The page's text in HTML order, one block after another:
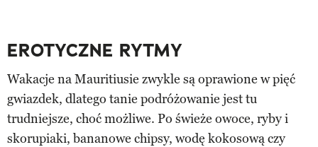
EROTYCZNE RYTMY
Wakacje na Mauritiusie zwykle są oprawione w pięć
gwiazdek, dlatego tanie podróżowanie jest tu
trudniejsze, choć możliwe. Po świeże owoce, ryby i
skorupiaki, bananowe chipsy, wodę kokosową czy